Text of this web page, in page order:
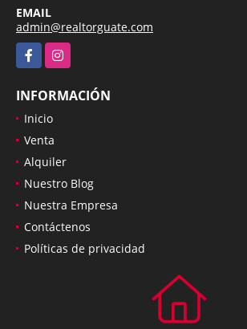
EMAIL
admin@realtorguate.com
FacebookInstagram
INFORMACIÓN
Inicio
Venta
Alquiler
Nuestro Blog
Nuestra Empresa
Contáctenos
Políticas de privacidad